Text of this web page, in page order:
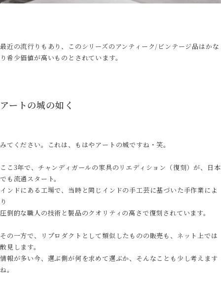
最近の流行りもあり、このシリーズのアンティーク/ビンテージ品はかな
り希少価値が高いものとされています。
アートの城の如く
みてください。これは、もはやアートの城ですね・笑。
ここ3年で、チャンディガールの家具のリエディション（復刻）が、日本
でも流通スタート。
インドにある工場で、当時と同じインドの手工芸に基づいた手作業によ
り
圧倒的な職人の技術と製品のクオリティの高さで復刻されています。
その一方で、リプロダクトとして類似したものの販売も、ネット上では
散見します。
情報が多い今、選ぶ側が何を求めて選ぶか、そんなことも少し考えます
ね。